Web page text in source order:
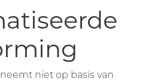
niet op basis van